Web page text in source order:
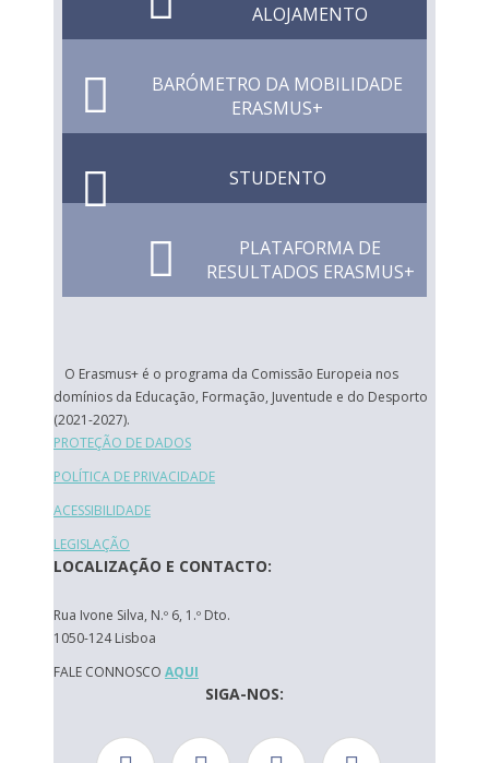
ALOJAMENTO
BARÓMETRO DA MOBILIDADE
ERASMUS+
STUDENTO
PLATAFORMA DE
RESULTADOS ERASMUS+
O Erasmus+ é o programa da Comissão Europeia nos
domínios da Educação, Formação, Juventude e do Desporto
(2021-2027).
PROTEÇÃO DE DADOS
POLÍTICA DE PRIVACIDADE
ACESSIBILIDADE
LEGISLAÇÃO
LOCALIZAÇÃO E CONTACTO:
Rua Ivone Silva, N.º 6, 1.º Dto.
1050-124 Lisboa
FALE CONNOSCO AQUI
SIGA-NOS: